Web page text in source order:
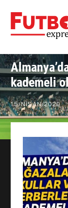
content
kademeli
15/NISAN/2020